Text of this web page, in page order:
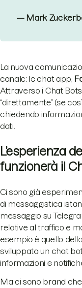
— Mark
La nuova
canale: le chat app,
Attraverso i Chat
“direttamente” (se
chiedendo
dati.
L’esperienza
funzionerà il
Ci sono già
di messaggistica
messaggio su
relative al traffico e
esempio è quello della
sviluppato un chat
informazioni e
Ma ci sono brand